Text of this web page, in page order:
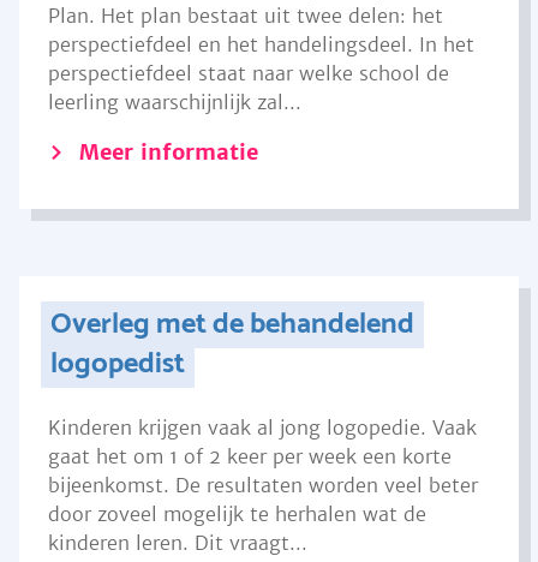
Plan. Het plan bestaat uit twee delen: het
perspectiefdeel en het handelingsdeel. In het
perspectiefdeel staat naar welke school de
leerling waarschijnlijk zal...
Meer informatie
Overleg met de behandelend
logopedist
Kinderen krijgen vaak al jong logopedie. Vaak
gaat het om 1 of 2 keer per week een korte
bijeenkomst. De resultaten worden veel beter
door zoveel mogelijk te herhalen wat de
kinderen leren. Dit vraagt...